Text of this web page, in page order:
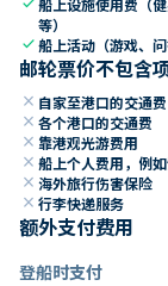
等）
check船上活动（游戏、问
邮轮票价不包含
close 自家至港口的交通费
close 各个港口的交通费
close 靠港观光游费用
close 船上个人费用，例
close 海外旅行伤害保险
close 行李快递服务
额外支付费用
登船时支付